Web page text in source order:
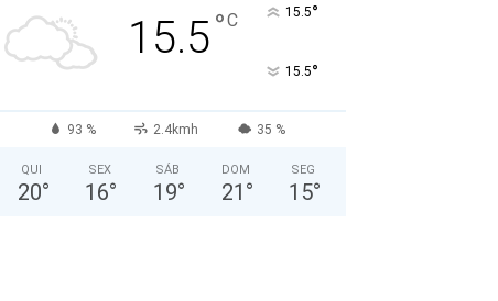
15.5°C 15.5°
15.5°
93 % 2.4kmh 35 %
QUI
20°
SEX
16°
SÁB
19°
DOM
21 °
SEG
15°